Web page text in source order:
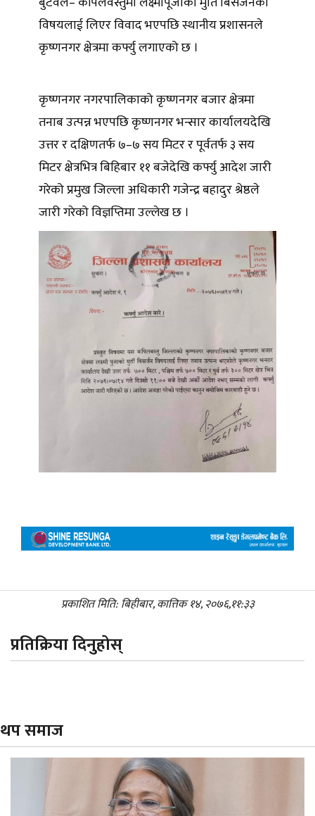
विषयलाई लिएर विवाद भएपछि स्थानीय प्रशासनले
कृष्णनगर क्षेत्रमा कर्फ्यु लगाएको छ ।
कृष्णनगर नगरपालिकाको कृष्णनगर बजार क्षेत्रमा
तनाब उत्पन्न भएपछि कृष्णनगर भन्सार कार्यालयदेखि
उत्तर र दक्षिणतर्फ ७–७ सय मिटर र पूर्वतर्फ ३ सय
मिटर क्षेत्रभित्र बिहिबार ११ बजेदेखि कर्फ्यु आदेश जारी
गरेको प्रमुख जिल्ला अधिकारी गजेन्द्र बहादुर श्रेष्ठले
जारी गरेको विज्ञप्तिमा उल्लेख छ ।
प्रकाशित मिति: बिहीबार, कात्तिक १४, २०७६,११:३३
प्रतिक्रिया दिनुहोस्
थप समाज